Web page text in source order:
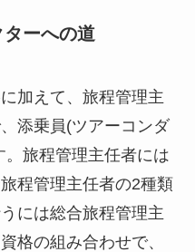
ーへの道
加えて、旅程管理主
添乗員(ツアーコンダ
旅程管理主任者には
程管理主任者の2種類
には総合旅程管理主
格の組み合わせで、